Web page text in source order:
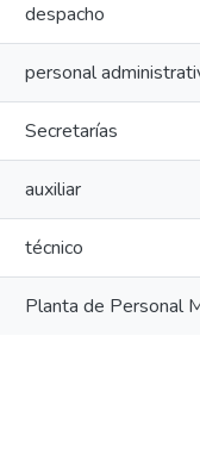
despacho
personal
Secretarías
auxiliar
técnico
Planta de Personal